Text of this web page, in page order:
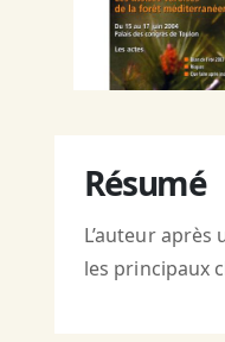
Résumé
L’auteur
les principaux